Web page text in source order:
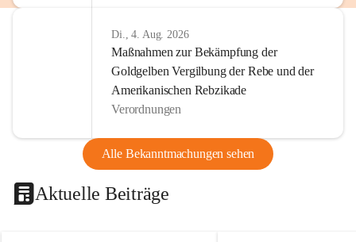
Di., 4. Aug. 2026
Maßnahmen zur Bekämpfung der
Goldgelben Vergilbung der Rebe und der
Amerikanischen Rebzikade
Verordnungen
Alle Bekanntmachungen sehen
Aktuelle Beiträge